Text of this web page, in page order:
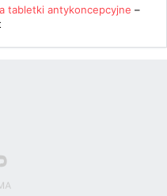
tabletki antykoncepcyjne –